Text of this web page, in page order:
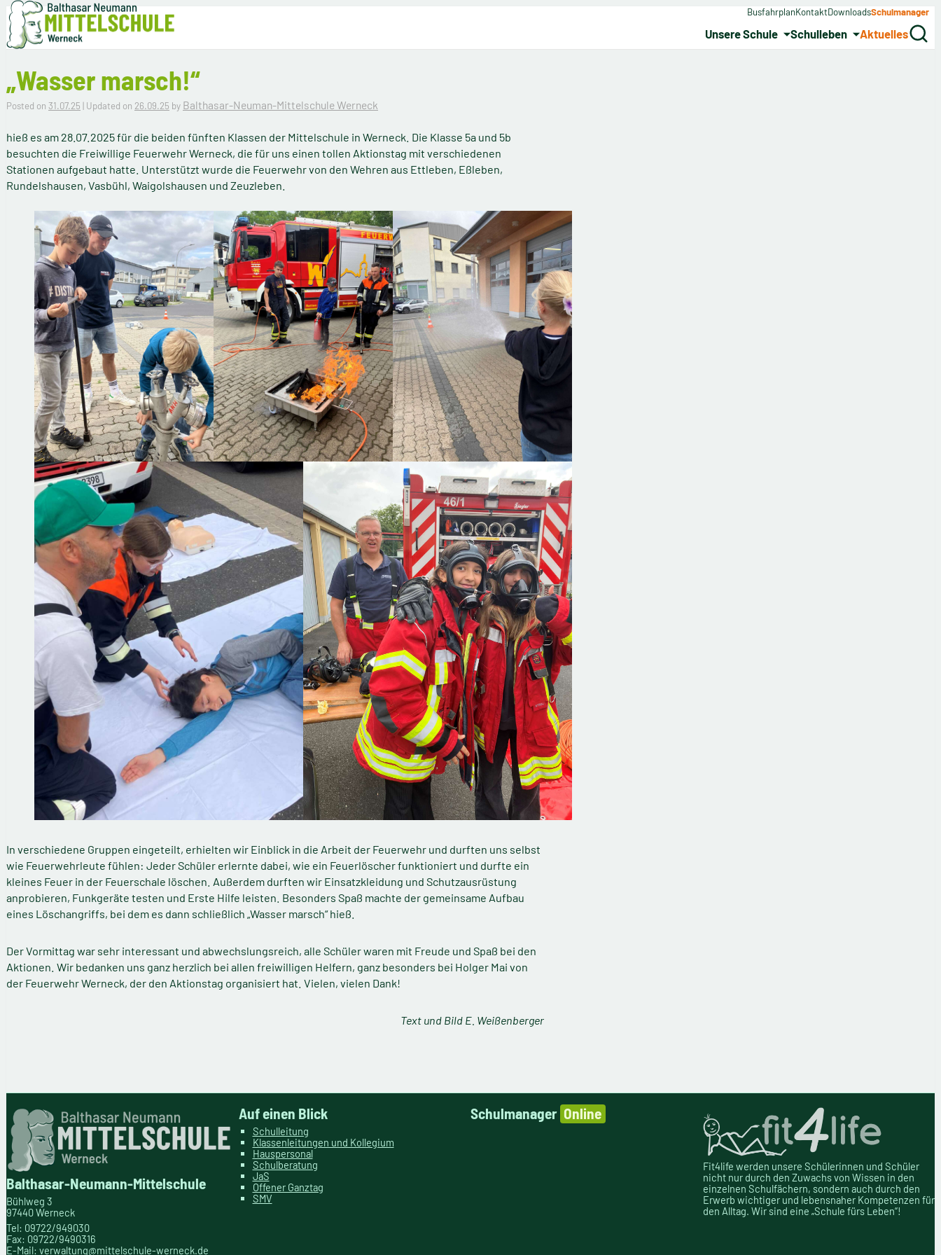
Skip to content
„Wasser marsch!“
Posted on 31.07.25 | Updated on 26.09.25 by Balthasar-Neuman-Mittelschule Werneck
hieß es am 28.07.2025 für die beiden fünften Klassen der Mittelschule in Werneck. Die Klasse 5a und 5b
besuchten die Freiwillige Feuerwehr Werneck, die für uns einen tollen Aktionstag mit verschiedenen
Stationen aufgebaut hatte. Unterstützt wurde die Feuerwehr von den Wehren aus Ettleben, Eßleben,
Rundelshausen, Vasbühl, Waigolshausen und Zeuzleben.
In verschiedene Gruppen eingeteilt, erhielten wir Einblick in die Arbeit der Feuerwehr und durften uns selbst
wie Feuerwehrleute fühlen: Jeder Schüler erlernte dabei, wie ein Feuerlöscher funktioniert und durfte ein
kleines Feuer in der Feuerschale löschen. Außerdem durften wir Einsatzkleidung und Schutzausrüstung
anprobieren, Funkgeräte testen und Erste Hilfe leisten. Besonders Spaß machte der gemeinsame Aufbau
eines Löschangriffs, bei dem es dann schließlich „Wasser marsch“ hieß.
Der Vormittag war sehr interessant und abwechslungsreich, alle Schüler waren mit Freude und Spaß bei den
Aktionen. Wir bedanken uns ganz herzlich bei allen freiwilligen Helfern, ganz besonders bei Holger Mai von
der Feuerwehr Werneck, der den Aktionstag organisiert hat. Vielen, vielen Dank!
Text und Bild E. Weißenberger
Unsere Schule Schulleben Aktuelles
Search
BusfahrplanKontaktDownloadsSchulmanager
Balthasar-Neumann-Mittelschule
Bühlweg 3
97440 Werneck
Tel: 09722/949030
Fax: 09722/9490316
E-Mail: verwaltung@mittelschule-werneck.de
Auf einen Blick
Schulleitung
Klassenleitungen und Kollegium
Hauspersonal
Schulberatung
JaS
Offener Ganztag
SMV
Schulmanager Online
Fit4life werden unsere Schülerinnen und Schüler
nicht nur durch den Zuwachsvon Wissen in den
einzelnen Schulfächern, sondern auch durch den
Erwerb wichtiger und lebensnaher Kompetenzen für
den Alltag. Wir sind eine „Schule fürs Leben“!